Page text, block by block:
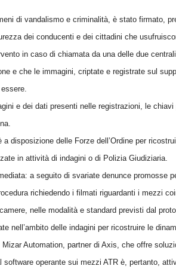
di vandalismo e criminalità, è stato firmato,
dei conducenti e dei cittadini che
in caso di chiamata da una delle due
e che le immagini, criptate e registrate sul
e dei dati presenti nelle registrazioni, le
disposizione delle Forze dell’Ordine per
in attività di indagini o di Polizia Giudiziaria.
a seguito di svariate denunce promosse
richiedendo i filmati riguardanti i mezzi
nelle modalità e standard previsti dal
nell’ambito delle indagini per ricostruire le
Automation, partner di Axis, che offre
operante sui mezzi ATR è, pertanto,